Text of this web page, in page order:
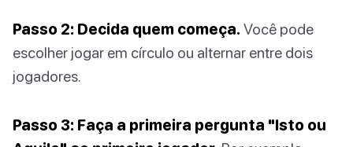
Passo 2: Decida quem começa. Você pode
escolher jogar em círculo ou alternar entre dois
jogadores.
Passo 3: Faça a primeira pergunta "Isto ou